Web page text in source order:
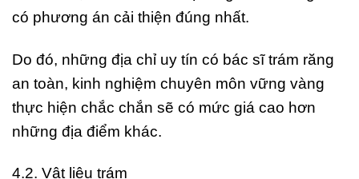
có phương án cải thiện đúng nhất.
Do đó, những địa chỉ uy tín có bác sĩ trám răng
an toàn, kinh nghiệm chuyên môn vững vàng
thực hiện chắc chắn sẽ có mức giá cao hơn
những địa điểm khác.
4.2. Vật liệu trám